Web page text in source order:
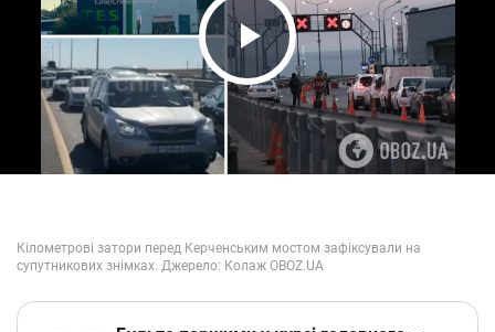
Play Video